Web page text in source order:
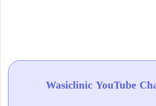
Wasiclinic YouTube